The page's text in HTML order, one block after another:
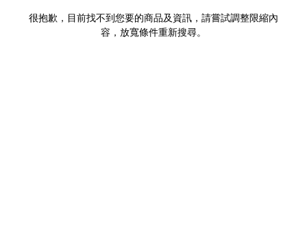
很抱歉，目前找不到您要的商品及資訊，請嘗試調整限縮內
容，放寬條件重新搜尋。